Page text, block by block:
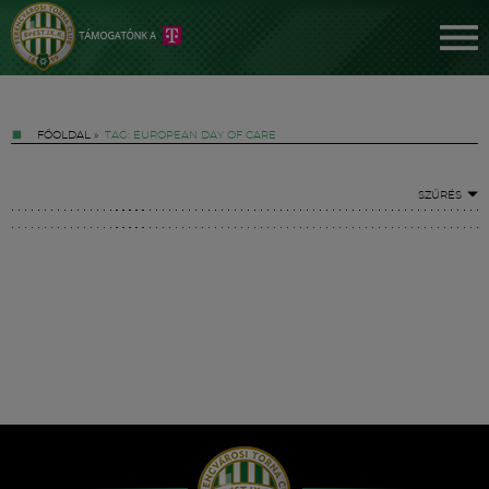
FŐOLDAL » TAG: EUROPEAN DAY OF CARE
SZŰRÉS
Hírek